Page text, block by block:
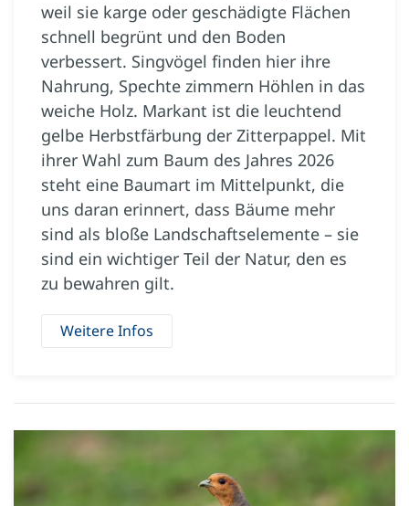
weil sie karge oder geschädigte Flächen
schnell begrünt und den Boden
verbessert. Singvögel finden hier ihre
Nahrung, Spechte zimmern Höhlen in das
weiche Holz. Markant ist die leuchtend
gelbe Herbstfärbung der Zitterpappel. Mit
ihrer Wahl zum Baum des Jahres 2026
steht eine Baumart im Mittelpunkt, die
uns daran erinnert, dass Bäume mehr
sind als bloße Landschaftselemente – sie
sind ein wichtiger Teil der Natur, den es
zu bewahren gilt.
Weitere Infos